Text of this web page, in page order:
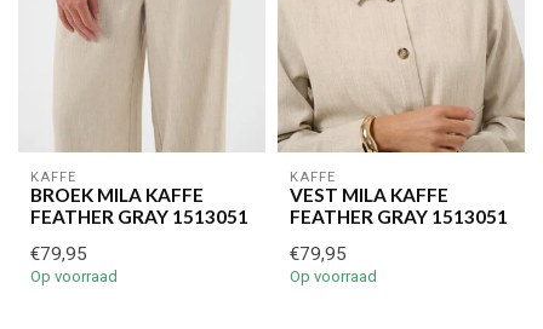
KAFFE
BROEK MILA KAFFE
FEATHER GRAY 1513051
€79,95
Op voorraad
KAFFE
VEST MILA KAFFE
FEATHER GRAY 1513051
€79,95
Op voorraad